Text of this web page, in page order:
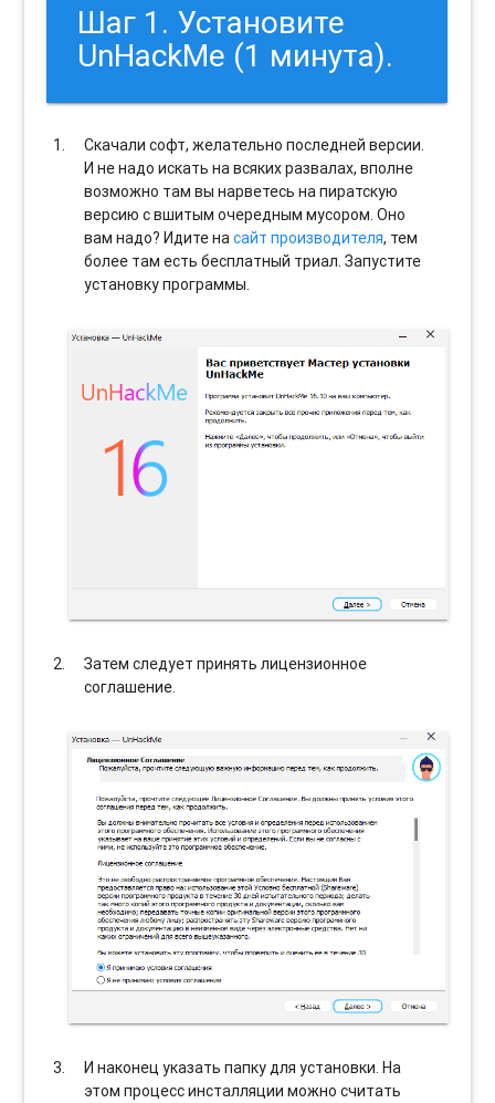
Шаг 1. Установите
UnHackMe (1 минута).
Скачали софт, желательно последней версии.
И не надо искать на всяких развалах, вполне
возможно там вы нарветесь на пиратскую
версию с вшитым очередным мусором. Оно
вам надо? Идите насайт производителя, тем
более там есть бесплатный триал. Запустите
установку программы.
Затем следует принять лицензионное
соглашение.
И наконец указать папку для установки. На
этом процесс инсталляции можно считать